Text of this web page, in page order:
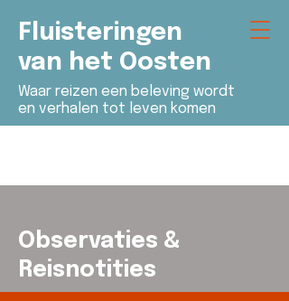
Fluisteringen
van het Oosten
Waar reizen een beleving wordt
en verhalen tot leven komen
Observaties &
Reisnotities